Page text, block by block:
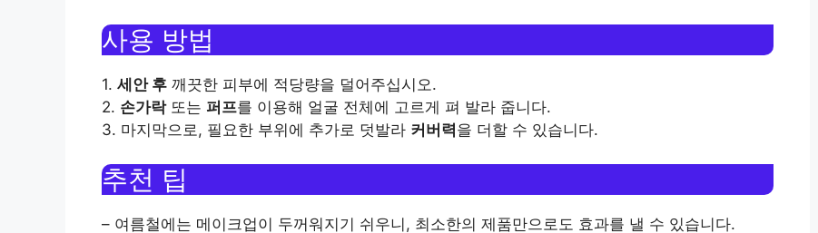
사용 방법
1. 세안 후 깨끗한 피부에 적당량을 덜어주십시오.
2. 손가락또는 퍼프를 이용해 얼굴 전체에 고르게 펴 발라 줍니다.
3. 마지막으로, 필요한 부위에 추가로 덧발라 커버력을 더할 수 있습니다.
추천 팁
– 여름철에는 메이크업이 두꺼워지기 쉬우니, 최소한의 제품만으로도 효과를 낼 수 있습니다.